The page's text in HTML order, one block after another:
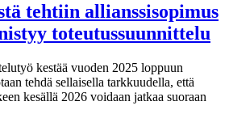
tehtiin allianssisopimus
toteutussuunnittelu
kestää vuoden 2025 loppuun
tehdä sellaisella tarkkuudella, että
kesällä 2026 voidaan jatkaa suoraan